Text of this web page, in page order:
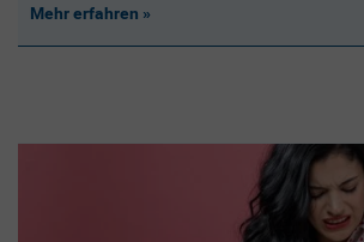
Mehr erfahren